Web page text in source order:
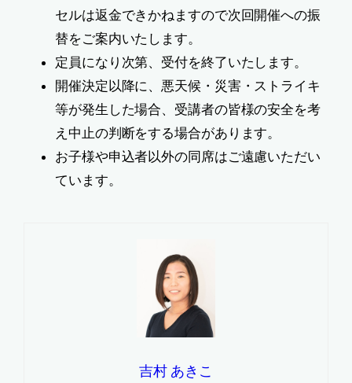
セルは返金できかねますので次回開催への振
替をご案内いたします。
定員になり次第、受付を終了いたします。
開催決定以降に、悪天候・災害・ストライキ
等が発生した場合、受講者の皆様の安全を考
え中止の判断をする場合があります。
お子様や申込者以外の同席はご遠慮いただい
ています。
吉村 あきこ